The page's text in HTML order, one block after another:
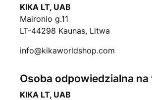
KIKA LT, UAB
Maironio g.11
LT-44298 Kaunas, Litwa
info@kikaworldshop.com
Osoba odpowiedzialna na
KIKA LT, UAB